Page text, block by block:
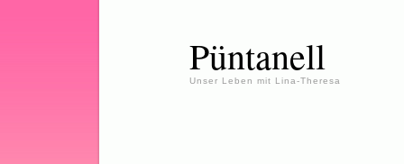
Püntanell
Unser Leben mit Lina-Theresa